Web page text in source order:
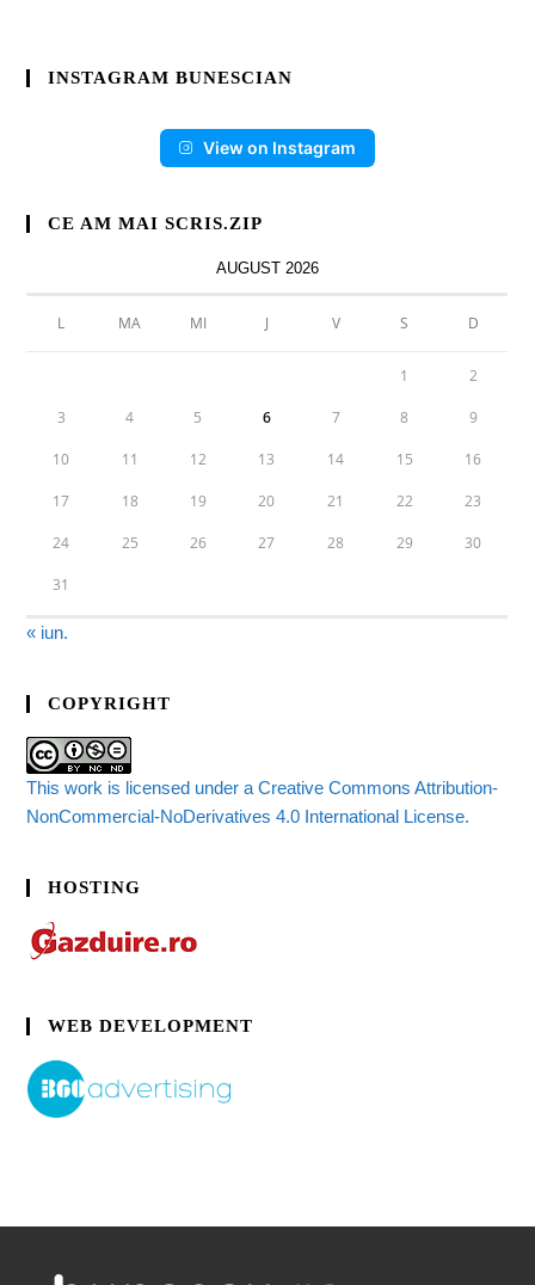
INSTAGRAM BUNESCIAN
View on Instagram
CE AM MAI SCRIS.ZIP
AUGUST 2026
L MA MI J V S D
1 2
3 4 5 6 7 8 9
10 11 12 13 14 15 16
17 18 19 20 21 22 23
24 25 26 27 28 29 30
31
« iun.
COPYRIGHT
This work is licensed under a Creative Commons Attribution-
NonCommercial-NoDerivatives 4.0 International License.
HOSTING
WEB DEVELOPMENT